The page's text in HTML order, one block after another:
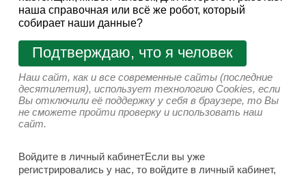
наша справочная или всё же робот, который
собирает наши данные?
Подтверждаю, что я человек
Наш сайт, как и все современные сайты (последние
десятилетия), использует технологию Cookies, если
Вы отключили её поддержку у себя в браузере, то Вы
не сможете пройти проверку и использовать наш
сайт.
Войдите в личный кабинетЕсли вы уже
регистрировались у нас, то войдите в личный кабинет,